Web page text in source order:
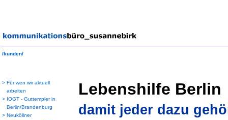
/kunden/
> Für wen wir aktuell
arbeiten
> IOGT - Guttempler in
Berlin/Brandenburg
> Neuköllner
Lebenshilfe Berlin
damit jeder dazu